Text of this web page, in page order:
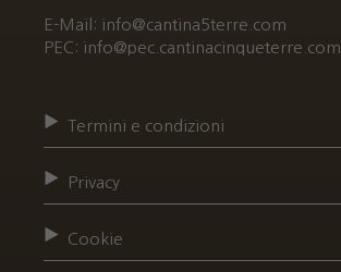
E-Mail: info@cantina5terre.com
PEC: info@pec.cantinacinqueterre.com
Termini e condizioni
Privacy
Cookie